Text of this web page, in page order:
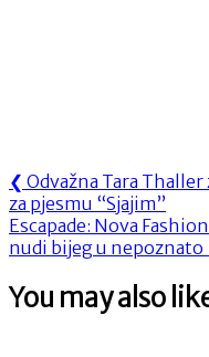
Navigacija
objava
❮ Previous
Post:
Odvažna Tara
za pjesmu “Sjajim”
Next
Post:
Escapade: Nova
nudi bijeg u nepoznato
You may also